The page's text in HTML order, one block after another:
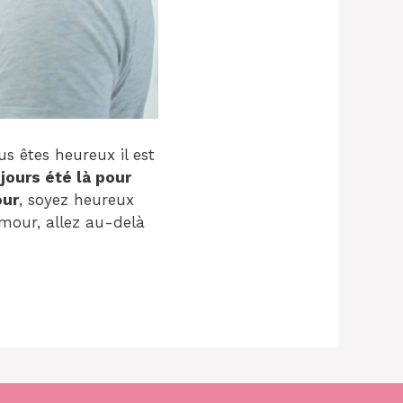
êtes heureux il est
été là pour
, soyez heureux
allez au-delà